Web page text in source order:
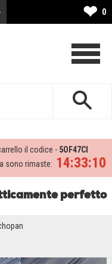
❤ 0
il codice - 5OF47CI
14:33:09
sono rimaste:
perfetto